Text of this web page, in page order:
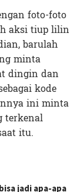
foto-foto
aksi tiup lilin
barulah
minta
dingin dan
kode
ini minta
terkenal
itu.
jadi apa-apa